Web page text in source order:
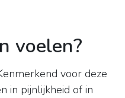
voelen?
voor deze
in pijnlijkheid of in